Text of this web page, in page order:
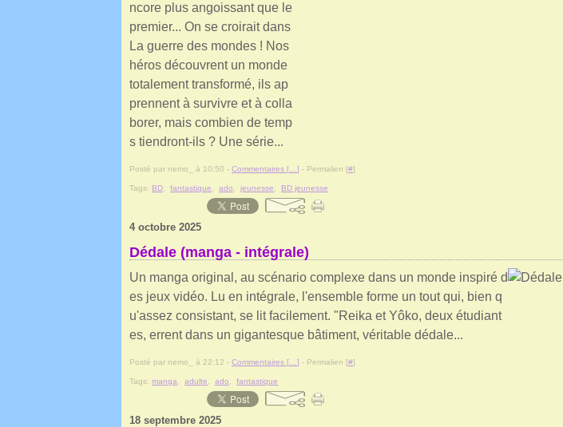
ncore plus angoissant que le
premier... On se croirait dans
La guerre des mondes ! Nos
héros découvrent un monde
totalement transformé, ils ap
prennent à survivre et à colla
borer, mais combien de temp
s tiendront-ils ? Une série...
Posté par nemo_ à 10:50 - Commentaires [ ] - Permalien [#]
Tags: BD fantastique ado jeunesse BD jeunesse
4 octobre 2025
Dédale (manga - intégrale)
Un manga original, au scénario complexe dans un monde inspiré d
es jeux vidéo. Lu en intégrale, l'ensemble forme un tout qui, bien q
u'assez consistant, se lit facilement. "Reika et Yôko, deux étudiant
es, errent dans un gigantesque bâtiment, véritable dédale...
Posté par nemo_ à 22:12 - Commentaires [ ] - Permalien [#]
Tags: manga adulte ado fantastique
18 septembre 2025